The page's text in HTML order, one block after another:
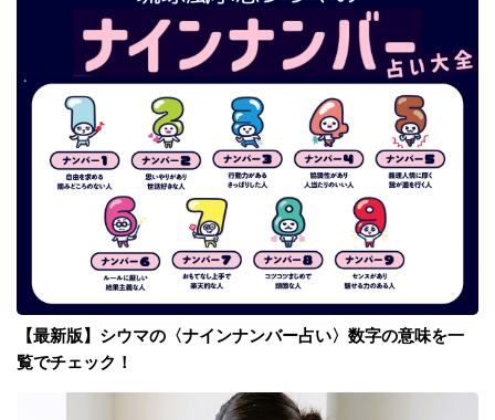
【最新版】シウマの〈ナインナンバー占い〉数字の意味を一
覧でチェック！